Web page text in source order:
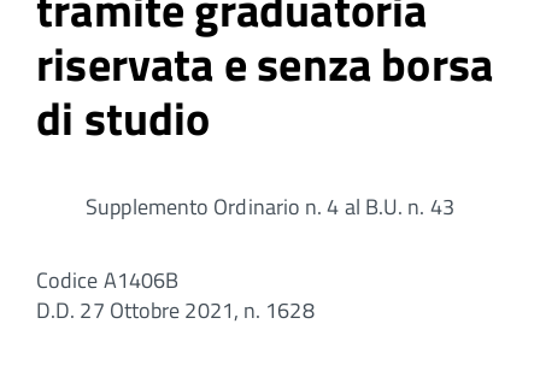
riservata e senza borsa
di studio
Supplemento Ordinario n. 4 al B.U. n. 43
Codice A1406B
D.D. 27 Ottobre 2021, n. 1628